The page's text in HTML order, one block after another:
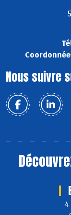
Nous suivre
4